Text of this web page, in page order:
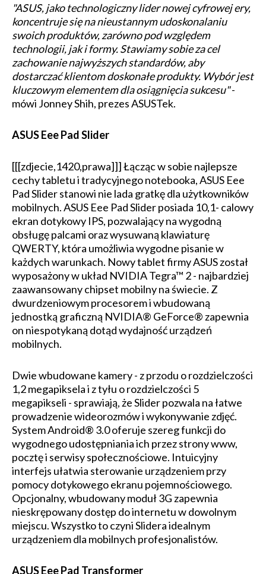
"ASUS, jako technologiczny lider nowej cyfrowej ery,
koncentruje się na nieustannym udoskonalaniu
swoich produktów, zarówno pod względem
technologii, jak i formy. Stawiamy sobie za cel
zachowanie najwyższych standardów, aby
dostarczać klientom doskonałe produkty. Wybór jest
kluczowym elementem dla osiągnięcia sukcesu"-
mówi Jonney Shih, prezes ASUSTek.
ASUS Eee Pad Slider
[[[zdjecie,1420,prawa]]] Łącząc w sobie najlepsze
cechy tabletu i tradycyjnego notebooka, ASUS Eee
Pad Slider stanowi nie lada gratkę dla użytkowników
mobilnych. ASUS Eee Pad Slider posiada 10,1- calowy
ekran dotykowy IPS, pozwalający na wygodną
obsługę palcami oraz wysuwaną klawiaturę
QWERTY, która umożliwia wygodne pisanie w
każdych warunkach. Nowy tablet firmy ASUS został
wyposażony w układ NVIDIA Tegra™ 2 - najbardziej
zaawansowany chipset mobilny na świecie. Z
dwurdzeniowym procesorem i wbudowaną
jednostką graficzną NVIDIA® GeForce® zapewnia
on niespotykaną dotąd wydajność urządzeń
mobilnych.
Dwie wbudowane kamery - z przodu o rozdzielczości
1,2 megapiksela i z tyłu o rozdzielczości 5
megapikseli - sprawiają, że Slider pozwala na łatwe
prowadzenie wideorozmów i wykonywanie zdjęć.
System Android® 3.0 oferuje szereg funkcji do
wygodnego udostępniania ich przez strony www,
pocztę i serwisy społecznościowe. Intuicyjny
interfejs ułatwia sterowanie urządzeniem przy
pomocy dotykowego ekranu pojemnościowego.
Opcjonalny, wbudowany moduł 3G zapewnia
nieskrępowany dostęp do internetu w dowolnym
miejscu. Wszystko to czyni Slidera idealnym
urządzeniem dla mobilnych profesjonalistów.
ASUS Eee Pad Transformer